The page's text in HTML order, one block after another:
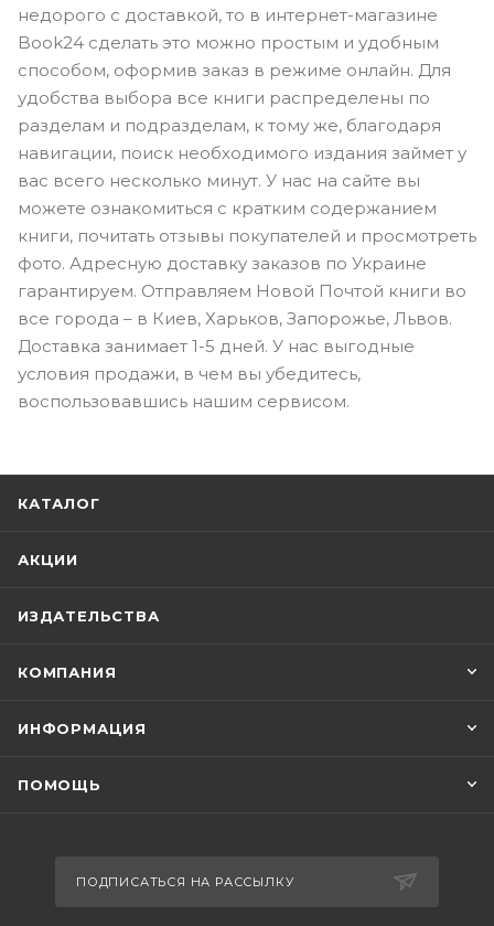
недорого с доставкой, то в интернет-магазине
Book24 сделать это можно простым и удобным
способом, оформив заказ в режиме онлайн. Для
удобства выбора все книги распределены по
разделам и подразделам, к тому же, благодаря
навигации, поиск необходимого издания займет у
вас всего несколько минут. У нас на сайте вы
можете ознакомиться с кратким содержанием
книги, почитать отзывы покупателей и просмотреть
фото. Адресную доставку заказов по Украине
гарантируем. Отправляем Новой Почтой книги во
все города – в Киев, Харьков, Запорожье, Львов.
Доставка занимает 1-5 дней. У нас выгодные
условия продажи, в чем вы убедитесь,
воспользовавшись нашим сервисом.
КАТАЛОГ
АКЦИИ
ИЗДАТЕЛЬСТВА
КОМПАНИЯ
ИНФОРМАЦИЯ
ПОМОЩЬ
ПОДПИСАТЬСЯ НА РАССЫЛКУ